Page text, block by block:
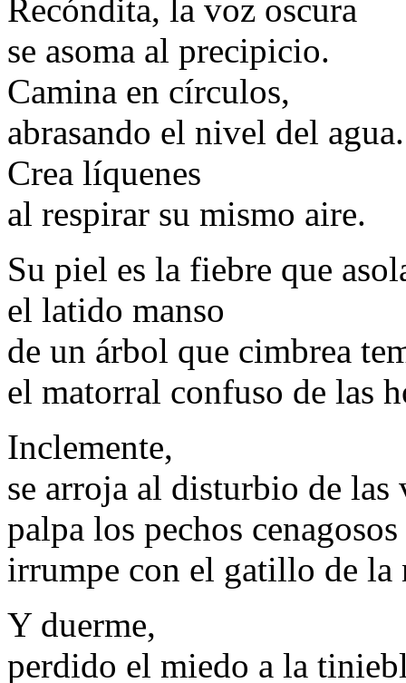
Recóndita, la voz oscura
se asoma al precipicio.
Camina en círculos,
abrasando el nivel del agua.
Crea líquenes
al respirar su mismo aire.
Su piel es la fiebre que
el latido manso
de un árbol que cimbrea
el matorral confuso de las
Inclemente,
se arroja al disturbio de las
palpa los pechos
irrumpe con el gatillo de la
Y duerme,
perdido el miedo a la